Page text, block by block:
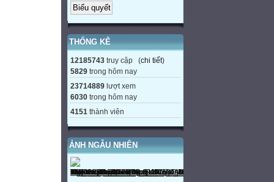
THỐNG KÊ
12185743 truy cập (chi tiết)
5829 trong hôm nay
23714889 lượt xem
6030 trong hôm nay
4151 thành viên
ẢNH NGẪU NHIÊN